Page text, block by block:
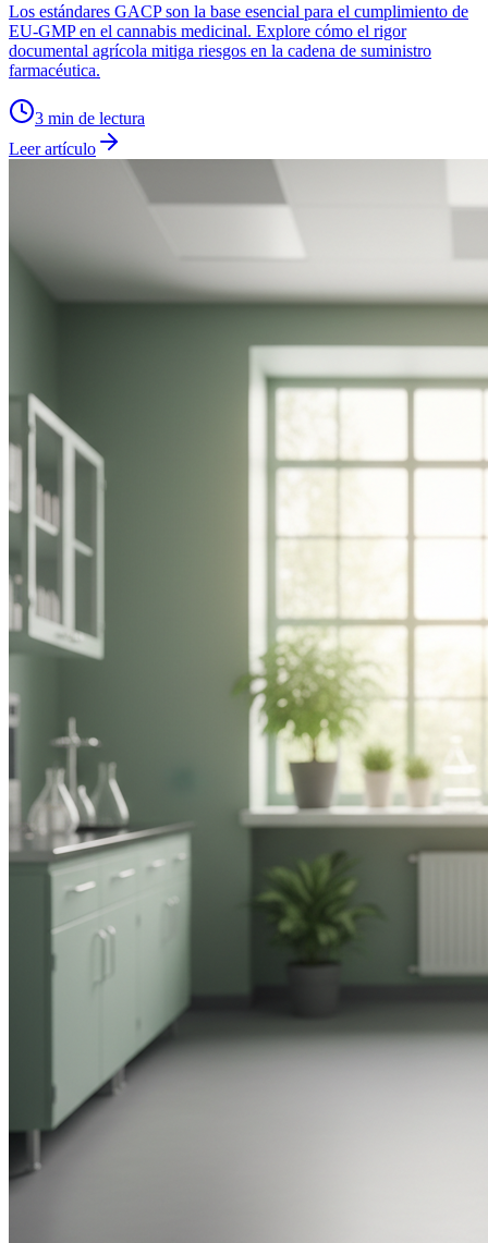
Los estándares GACP son la base esencial para el cumplimiento de
EU-GMP en el cannabis medicinal. Explore cómo el rigor
documental agrícola mitiga riesgos en la cadena de suministro
farmacéutica.
3 min de lectura
Leer artículo